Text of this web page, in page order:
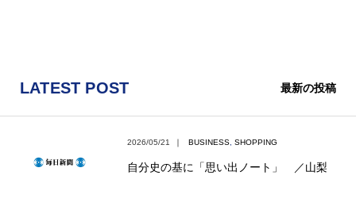
LATEST POST 最新の投稿
2026/05/21 ｜ BUSINESS SHOPPING
自分史の基に「思い出ノート」 ／山梨